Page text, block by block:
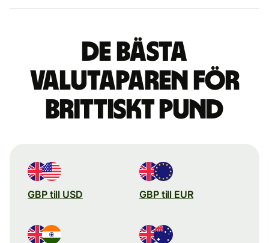
De bästa
valutaparen för
brittiskt pund
GBP till USD GBP till EUR